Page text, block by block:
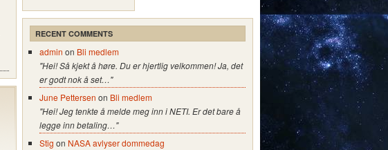
RECENT COMMENTS
admin on Bli medlem
"Hei! Så kjekt å høre. Du er hjertlig velkommen! Ja, det
er godt nok å set…"
June Pettersen on Bli medlem
"Hei! Jeg tenkte å melde meg inn i NETI. Er det bare å
legge inn betaling…"
Stig on NASA avlyser dommedag